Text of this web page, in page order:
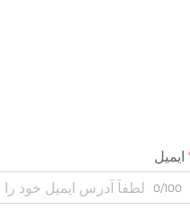
ایمیل
0/100